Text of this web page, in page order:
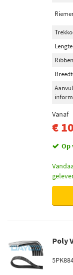
Vanaf
€
Op
Poly